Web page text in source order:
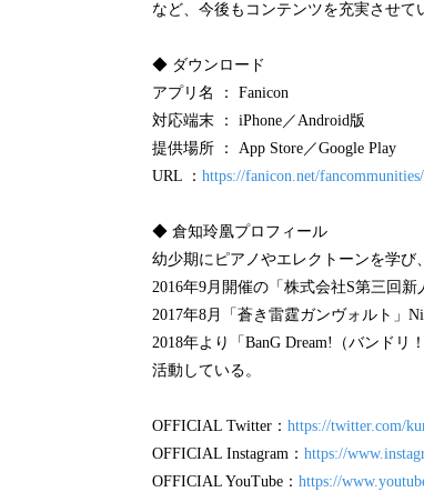
など、今後もコンテンツを充実させて
◆ ダウンロード
アプリ名 ： Fanicon
対応端末 ： iPhone／Android版
提供場所 ： App Store／Google Play
URL ： https://fanicon.net/
◆ 倉知玲凰プロフィール
幼少期にピアノやエレクトーンを学び
2016年9月開催の「株式会社S第三回
2017年8月「蒼き雷霆ガンヴォルト」
2018年より「BanG Dream!（バンド
活動している。
OFFICIAL Twitter： https://twitter.com/
OFFICIAL Instagram： https://
OFFICIAL YouTube： https://